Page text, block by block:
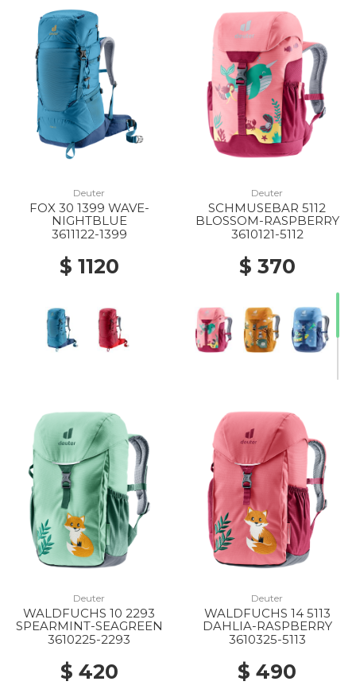
Deuter
FOX 30 1399 WAVE-
NIGHTBLUE
3611122-1399
$ 1120
Deuter
SCHMUSEBAR 5112
BLOSSOM-RASPBERRY
3610121-5112
$ 370
Deuter
WALDFUCHS 10 2293
SPEARMINT-SEAGREEN
3610225-2293
$ 420
Deuter
WALDFUCHS 14 5113
DAHLIA-RASPBERRY
3610325-5113
$ 490